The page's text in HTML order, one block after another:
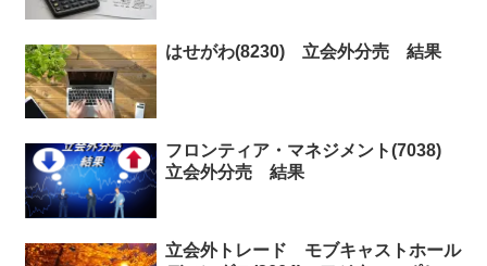
はせがわ(8230) 立会外分売 結果
フロンティア・マネジメント(7038)
立会外分売 結果
立会外トレード モブキャストホール